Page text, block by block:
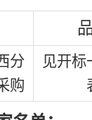
分
购
见开标